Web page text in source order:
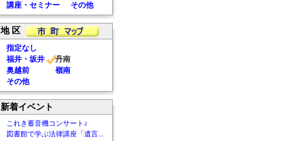
講座・セミナー
その他
地 区
指定なし
福井・坂井
丹南
奥越前
嶺南
その他
新着イベント
これき蓄音機コンサート♪
図書館で学ぶ法律講座「遺言...